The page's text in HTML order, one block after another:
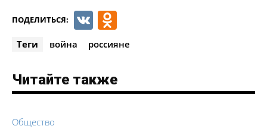
ПОДЕЛИТЬСЯ: VK
Теги война россияне
Читайте также
Общество